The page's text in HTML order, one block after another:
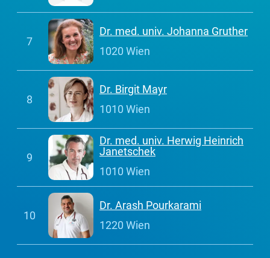
7
Dr. med. univ. Johanna Gruther
1020 Wien
8
Dr. Birgit Mayr
1010 Wien
9
Dr. med. univ. Herwig Heinrich
Janetschek
1010 Wien
10
Dr. Arash Pourkarami
1220 Wien